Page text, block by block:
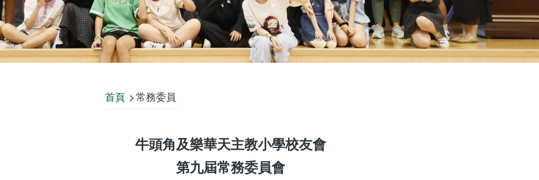
首頁 常務委員
牛頭角及樂華天主教小學校友會
第九屆常務委員會